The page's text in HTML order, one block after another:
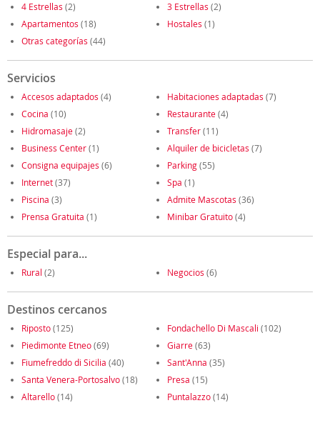
4 Estrellas (2) 3 Estrellas (2)
Apartamentos (18) Hostales (1)
Otras categorías (44)
Servicios
Accesos adaptados (4) Habitaciones adaptadas (7)
Cocina (10) Restaurante(4)
Hidromasaje(2) Transfer(11)
Business Center(1) Alquiler de bicicletas (7)
Consigna equipajes (6) Parking(55)
Internet(37) Spa (1)
Piscina (3) Admite Mascotas (36)
Prensa Gratuita (1) Minibar Gratuito(4)
Especial para...
Rural (2) Negocios (6)
Destinos cercanos
Riposto(125) Fondachello Di Mascali (102)
Piedimonte Etneo(69) Giarre(63)
Fiumefreddo di Sicilia (40) Sant'Anna (35)
Santa Venera-Portosalvo(18) Presa (15)
Altarello(14) Puntalazzo(14)